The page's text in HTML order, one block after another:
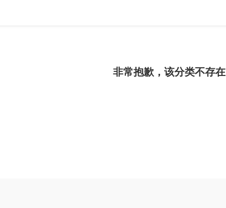
非常抱歉，该分类不存在